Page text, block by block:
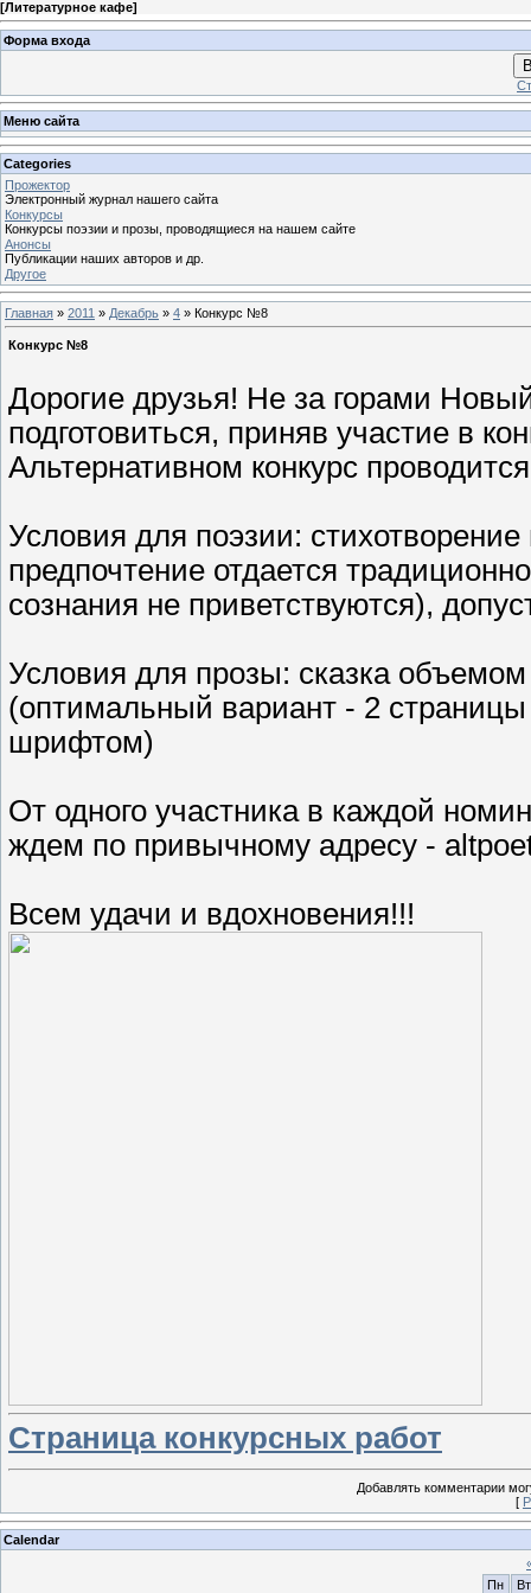
[Литературное кафе]
Форма входа
Меню сайта
Categories
Прожектор
Электронный журнал нашего сайта
Конкурсы
Конкурсы поэзии и прозы, проводящиеся на нашем сайте
Анонсы
Публикации наших авторов и др.
Другое
Главная » 2011 » Декабрь » 4 » Конкурс №8
Конкурс №8
Дорогие друзья! Не за горами
подготовиться, приняв участие в
Альтернативном конкурс
Условия для поэзии:
предпочтение отдается
сознания не приветствуются),
Условия для прозы: сказка
(оптимальный вариант - 2
шрифтом)
От одного участника в каждой
ждем по привычному адресу -
Всем удачи и вдохновения!!!
Страница конкурсных работ
Добавлять комментарии
[
Calendar
Пн
Вт